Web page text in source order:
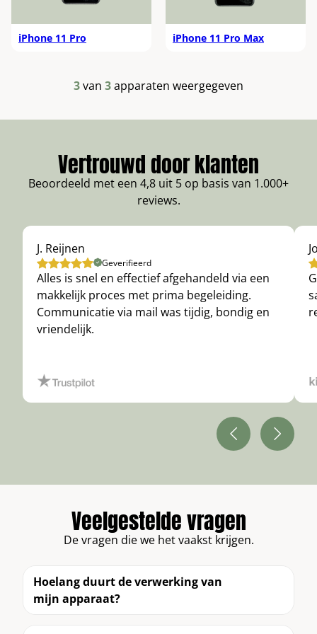
iPhone 11 Pro iPhone 11 Pro Max
3van 3apparaten weergegeven
Vertrouwd door klanten
Beoordeeld met een 4,8 uit 5 op basis van 1.000+
reviews.
J. Reijnen
Geverifieerd
Alles is snel en effectief afgehandeld via een
makkelijk proces met prima begeleiding.
Communicatie via mail was tijdig, bondig en
vriendelijk.
Veelgestelde vragen
De vragen die we het vaakst krijgen.
Hoelang duurt de verwerking van
mijn apparaat?